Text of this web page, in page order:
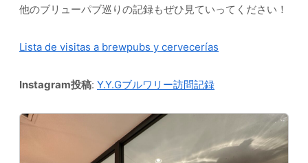
他のブリューパブ巡りの記録もぜひ見ていってください！
Lista de visitas a brewpubs y cervecerías
Instagram投稿: Y.Y.Gブルワリー訪問記録